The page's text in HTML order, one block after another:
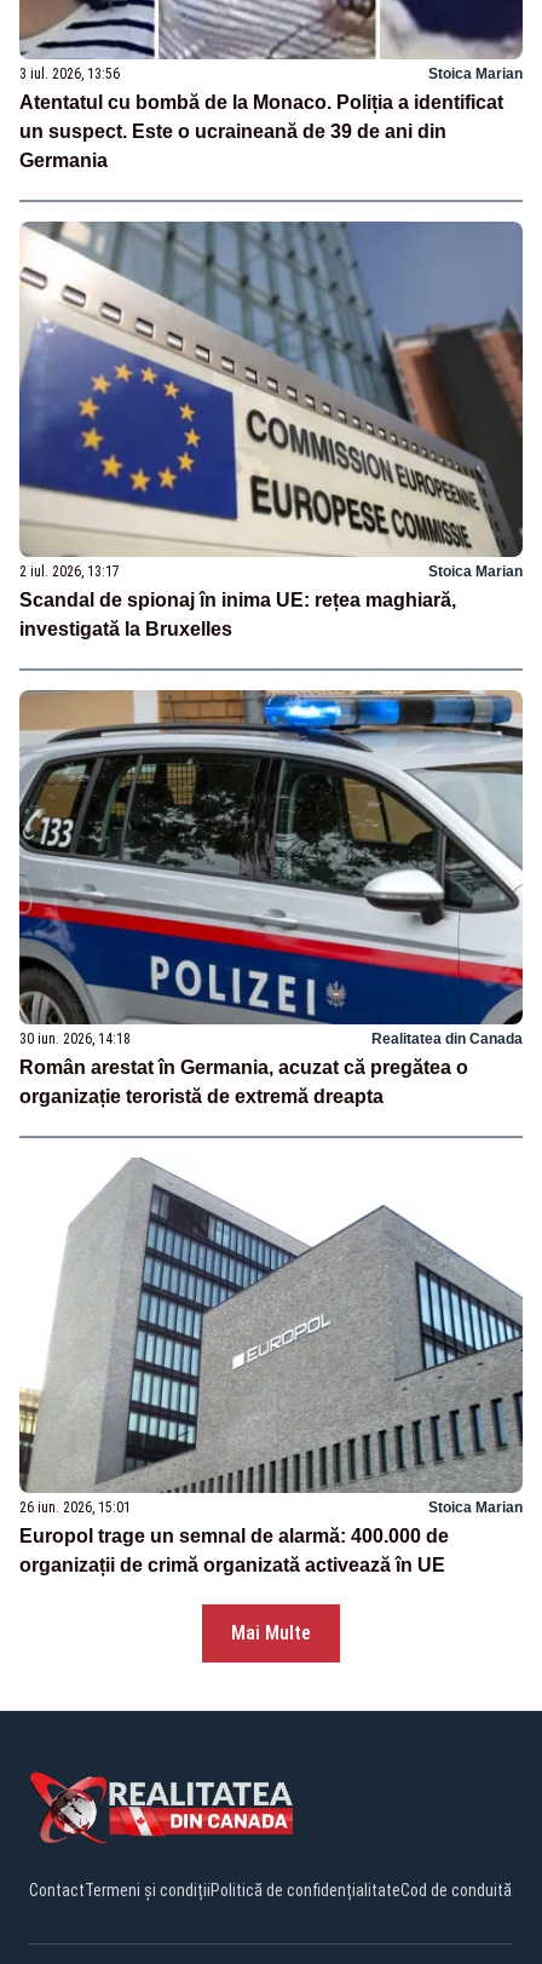
3 iul. 2026, 13:56 Stoica Marian
Atentatul cu bombă de la Monaco. Poliția a identificat
un suspect. Este o ucraineană de 39 de ani din
Germania
2 iul. 2026, 13:17 Stoica Marian
Scandal de spionaj în inima UE: rețea maghiară,
investigată la Bruxelles
30 iun. 2026, 14:18 Realitatea din Canada
Român arestat în Germania, acuzat că pregătea o
organizație teroristă de extremă dreapta
26 iun. 2026, 15:01 Stoica Marian
Europol trage un semnal de alarmă: 400.000 de
organizații de crimă organizată activează în UE
Mai Multe
ContactTermeni și condițiiPolitică de confidențialitateCod de conduită